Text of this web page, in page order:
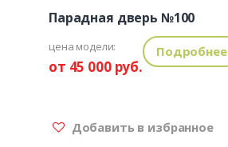
Парадная дверь №100
цена модели:
от 45 000 руб.
Подробнее
Добавить в избранное